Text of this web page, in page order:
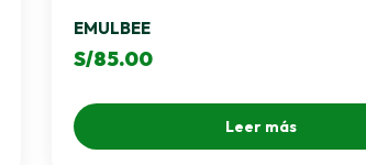
EMULBEE
S/85.00
Leer más